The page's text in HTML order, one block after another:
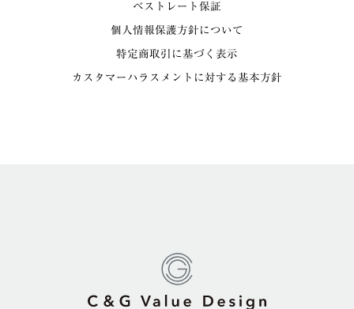
ベストレート保証
個人情報保護方針について
特定商取引に基づく表示
カスタマーハラスメントに対する基本方針